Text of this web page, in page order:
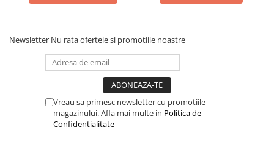
Newsletter Nu rata ofertele si promotiile noastre
Vreau sa primesc newsletter cu promotiile
magazinului. Afla mai multe in Politica de
Confidentialitate